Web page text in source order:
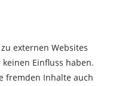
externen Websites
Einfluss haben.
fremden Inhalte auch